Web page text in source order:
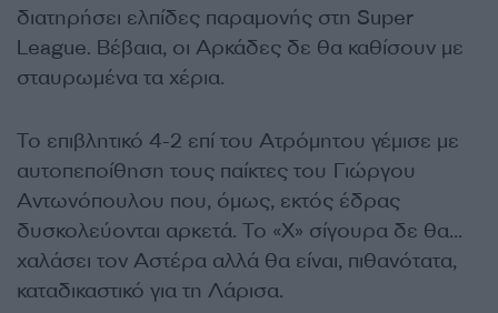
διατηρήσει ελπίδες παραμονής στη Super
League. Βέβαια, οι Αρκάδες δε θα καθίσουν με
σταυρωμένα τα χέρια.
Το επιβλητικό 4-2 επί του Ατρόμητου γέμισε με
αυτοπεποίθηση τους παίκτες του Γιώργου
Αντωνόπουλου που, όμως, εκτός έδρας
δυσκολεύονται αρκετά. Το «Χ» σίγουρα δε θα…
χαλάσει τον Αστέρα αλλά θα είναι, πιθανότατα,
καταδικαστικό για τη Λάρισα.